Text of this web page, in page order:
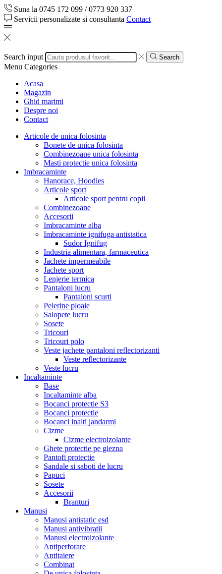
Suna la 0745 172 099 / 0773 920 337
Servicii personalizate si consultanta Contact
Search input Search
Menu Categories
Acasa
Magazin
Ghid marimi
Despre noi
Contact
Articole de unica folosinta
Bonete de unica folosinta
Combinezoane unica folosinta
Masti protectie unica folosinta
Imbracaminte
Hanorace, Hoodies
Articole sport
Articole sport pentru copii
Combinezoane
Accesorii
Imbracaminte alba
Imbracaminte ignifuga antistatica
Sudor Ignifug
Industria alimentara, farmaceutica
Jachete impermeabile
Jachete sport
Lenjerie termica
Pantaloni lucru
Pantaloni scurti
Pelerine ploaie
Salopete lucru
Sosete
Tricouri
Tricouri polo
Veste jachete pantaloni reflectorizanti
Veste reflectorizante
Veste lucru
Incaltaminte
Base
Incaltaminte alba
Bocanci protectie S3
Bocanci protectie
Bocanci inalti jandarmi
Cizme
Cizme electroizolante
Ghete protectie pe glezna
Pantofi protectie
Sandale si saboti de lucru
Papuci
Sosete
Accesorii
Branturi
Manusi
Manusi antistatic esd
Manusi antivibratii
Manusi electroizolante
Antiperforare
Antitaiere
Combinat